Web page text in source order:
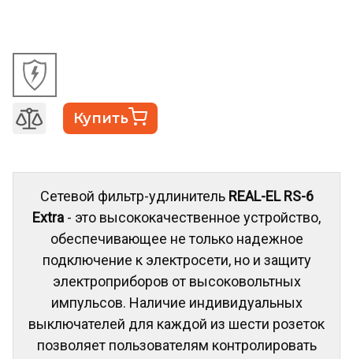
Купить
Сетевой фильтр-удлинитель REAL-EL RS-6
Extra - это высококачественное устройство,
обеспечивающее не только надежное
подключение к электросети, но и защиту
электроприборов от высоковольтных
импульсов. Наличие индивидуальных
выключателей для каждой из шести розеток
позволяет пользователям контролировать